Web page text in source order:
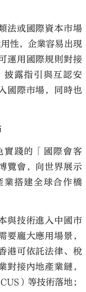
法或國際資本市場
性，企業容易出現
運用國際規則對接
披露指引與互認安
國際市場，同時也
實踐的「國際會客
覽會，向世界展示
業搭建全球合作橋
與技術進入中國市
要龐大應用場景，
港可依託法律、稅
對接內地產業鏈，
）等技術落地；